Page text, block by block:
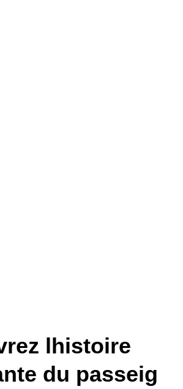
lhistoire
du passeig